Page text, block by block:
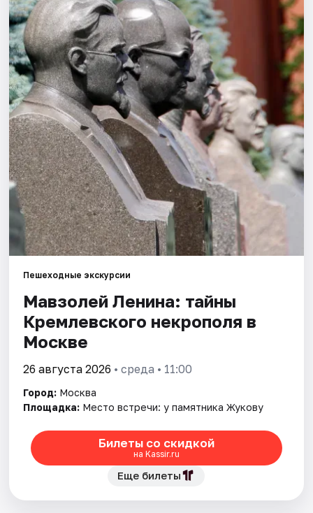
Города
Площадки
Артисты
Рейтинги
Пешеходные экскурсии
Мавзолей Ленина: тайны
Кремлевского некрополя в
Москве
26 августа 2026 • среда • 11:00
Город: Москва
Площадка: Место встречи: у памятника Жукову
Билеты со скидкой
на Kassir.ru
Еще билеты